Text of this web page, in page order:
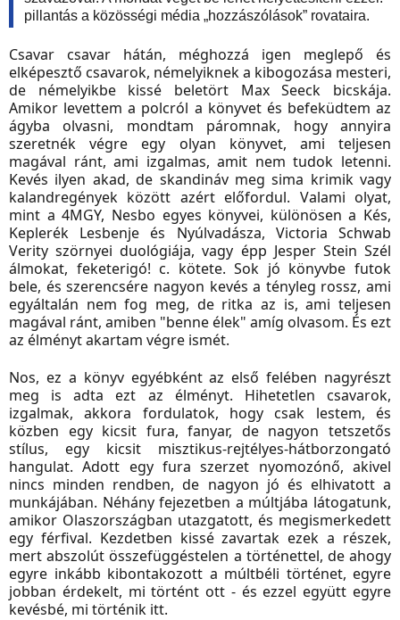
pillantás a közösségi média „hozzászólások” rovataira.
Csavar csavar hátán, méghozzá igen meglepő és
elképesztő csavarok, némelyiknek a kibogozása mesteri,
de némelyikbe kissé beletört Max Seeck bicskája.
Amikor levettem a polcról a könyvet és befeküdtem az
ágyba olvasni, mondtam páromnak, hogy annyira
szeretnék végre egy olyan könyvet, ami teljesen
magával ránt, ami izgalmas, amit nem tudok letenni.
Kevés ilyen akad, de skandináv meg sima krimik vagy
kalandregények között azért előfordul. Valami olyat,
mint a 4MGY, Nesbo egyes könyvei, különösen a Kés,
Keplerék Lesbenje és Nyúlvadásza, Victoria Schwab
Verity szörnyei duológiája, vagy épp Jesper Stein Szél
álmokat, feketerigó! c. kötete. Sok jó könyvbe futok
bele, és szerencsére nagyon kevés a tényleg rossz, ami
egyáltalán nem fog meg, de ritka az is, ami teljesen
magával ránt, amiben "benne élek" amíg olvasom. És ezt
az élményt akartam végre ismét.
Nos, ez a könyv egyébként az első felében nagyrészt
meg is adta ezt az élményt. Hihetetlen csavarok,
izgalmak, akkora fordulatok, hogy csak lestem, és
közben egy kicsit fura, fanyar, de nagyon tetszetős
stílus, egy kicsit misztikus-rejtélyes-hátborzongató
hangulat. Adott egy fura szerzet nyomozónő, akivel
nincs minden rendben, de nagyon jó és elhivatott a
munkájában. Néhány fejezetben a múltjába látogatunk,
amikor Olaszországban utazgatott, és megismerkedett
egy férfival. Kezdetben kissé zavartak ezek a részek,
mert abszolút összefüggéstelen a történettel, de ahogy
egyre inkább kibontakozott a múltbéli történet, egyre
jobban érdekelt, mi történt ott - és ezzel együtt egyre
kevésbé, mi történik itt.